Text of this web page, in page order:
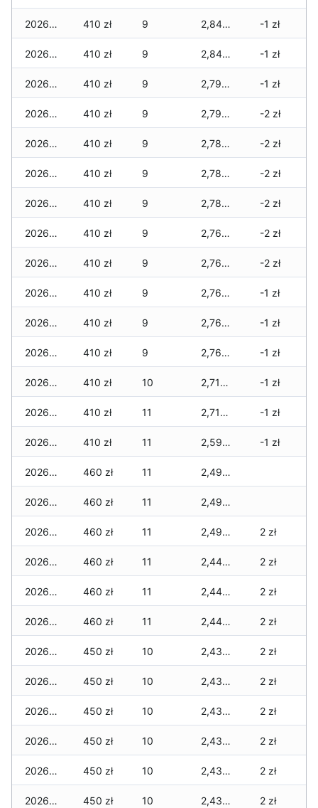
2026-02-10 410 zł 9 2,840 zł -1 zł
2026-02-09 410 zł 9 2,840 zł -1 zł
2026-02-08 410 zł 9 2,790 zł -1 zł
2026-02-07 410 zł 9 2,790 zł -2 zł
2026-02-06 410 zł 9 2,780 zł -2 zł
2026-02-05 410 zł 9 2,780 zł -2 zł
2026-02-04 410 zł 9 2,780 zł -2 zł
2026-02-03 410 zł 9 2,760 zł -2 zł
2026-02-02 410 zł 9 2,760 zł -2 zł
2026-02-01 410 zł 9 2,760 zł -1 zł
2026-01-31 410 zł 9 2,760 zł -1 zł
2026-01-30 410 zł 9 2,760 zł -1 zł
2026-01-29 410 zł 10 2,710 zł -1 zł
2026-01-28 410 zł 11 2,710 zł -1 zł
2026-01-27 410 zł 11 2,590 zł -1 zł
2026-01-26 460 zł 11 2,490 zł
2026-01-25 460 zł 11 2,490 zł
2026-01-24 460 zł 11 2,490 zł 2 zł
2026-01-23 460 zł 11 2,440 zł 2 zł
2026-01-22 460 zł 11 2,440 zł 2 zł
2026-01-21 460 zł 11 2,440 zł 2 zł
2026-01-20 450 zł 10 2,430 zł 2 zł
2026-01-19 450 zł 10 2,430 zł 2 zł
2026-01-18 450 zł 10 2,430 zł 2 zł
2026-01-17 450 zł 10 2,430 zł 2 zł
2026-01-16 450 zł 10 2,430 zł 2 zł
2026-01-15 450 zł 10 2,430 zł 2 zł